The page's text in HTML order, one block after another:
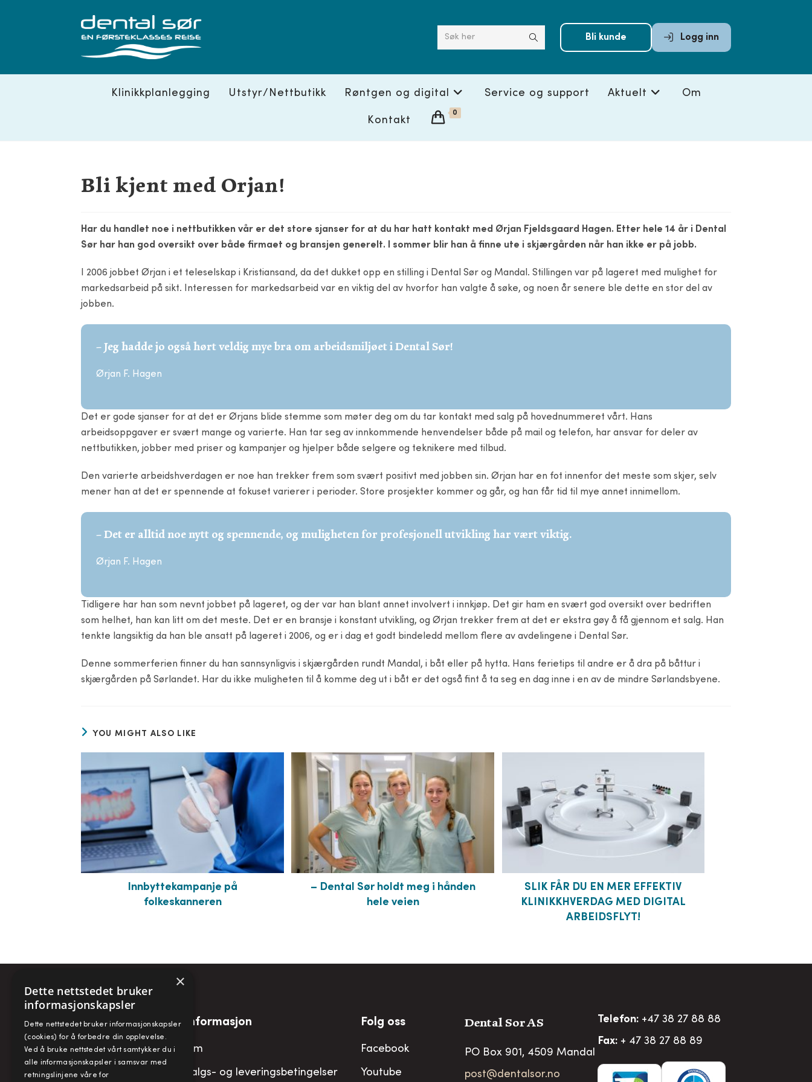
Søk her Bli kunde Logg inn
Klinikkplanlegging Utstyr/Nettbutikk Røntgen og digital Service og support Aktuelt Om
Kontakt
0
Bli kjent med Orjan!
Har du handlet noe i nettbutikken vår er det store sjanser for at du har hatt kontakt med Ørjan Fjeldsgaard Hagen. Etter hele 14 år i Dental
Sør har han god oversikt over både firmaet og bransjen generelt. I sommer blir han å finne ute i skjærgården når han ikke er på jobb.
I 2006 jobbet Ørjan i et teleselskap i Kristiansand, da det dukket opp en stilling i Dental Sør og Mandal. Stillingen var på lageret med mulighet for
markedsarbeid på sikt. Interessen for markedsarbeid var en viktig del av hvorfor han valgte å søke, og noen år senere ble dette en stor del av
jobben.
– Jeg hadde jo også hørt veldig mye bra om arbeidsmiljøet i Dental Sør!
Ørjan F. Hagen
Det er gode sjanser for at det er Ørjans blide stemme som møter deg om du tar kontakt med salg på hovednummeret vårt. Hans
arbeidsoppgaver er svært mange og varierte. Han tar seg av innkommende henvendelser både på mail og telefon, har ansvar for deler av
nettbutikken, jobber med priser og kampanjer og hjelper både selgere og teknikere med tilbud.
Den varierte arbeidshverdagen er noe han trekker frem som svært positivt med jobben sin. Ørjan har en fot innenfor det meste som skjer, selv
mener han at det er spennende at fokuset varierer i perioder. Store prosjekter kommer og går, og han får tid til mye annet innimellom.
– Det er alltid noe nytt og spennende, og muligheten for profesjonell utvikling har vært viktig.
Ørjan F. Hagen
Tidligere har han som nevnt jobbet på lageret, og der var han blant annet involvert i innkjøp. Det gir ham en svært god oversikt over bedriften
som helhet, han kan litt om det meste. Det er en bransje i konstant utvikling, og Ørjan trekker frem at det er ekstra gøy å få gjennom et salg. Han
tenkte langsiktig da han ble ansatt på lageret i 2006, og er i dag et godt bindeledd mellom flere av avdelingene i Dental Sør.
Denne sommerferien finner du han sannsynligvis i skjærgården rundt Mandal, i båt eller på hytta. Hans ferietips til andre er å dra på båttur i
skjærgården på Sørlandet. Har du ikke muligheten til å komme deg ut i båt er det også fint å ta seg en dag inne i en av de mindre Sørlandsbyene.
YOU MIGHT ALSO LIKE
Innbyttekampanje på
folkeskanneren
– Dental Sør holdt meg i hånden
hele veien
SLIK FÅR DU EN MER EFFEKTIV
KLINIKKHVERDAG MED DIGITAL
ARBEIDSFLYT!
Snarveier
Min konto
Handlekurv
Informasjon
Om
Salgs- og leveringsbetingelser
Folg oss
Facebook
Youtube
Dental Sor AS
PO Box 901, 4509 Mandal
post@dentalsor.no
Telefon: +47 38 27 88 88
Fax: + 47 38 27 88 89
×
Dette nettstedet bruker
informasjonskapsler
Dette nettstedet bruker informasjonskapsler
(cookies) for å forbedre din opplevelse.
Ved å bruke nettstedet vårt samtykker du i
alle informasjonskapsler i samsvar med
retningslinjene våre for